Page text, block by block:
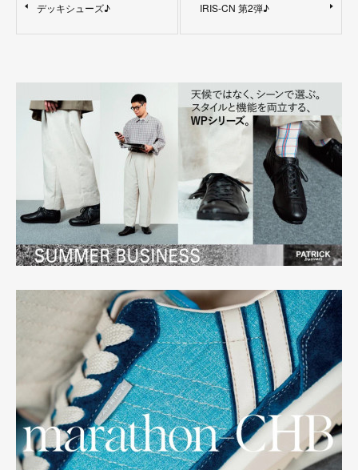
デッキシューズ♪ IRIS-CN 第2弾♪